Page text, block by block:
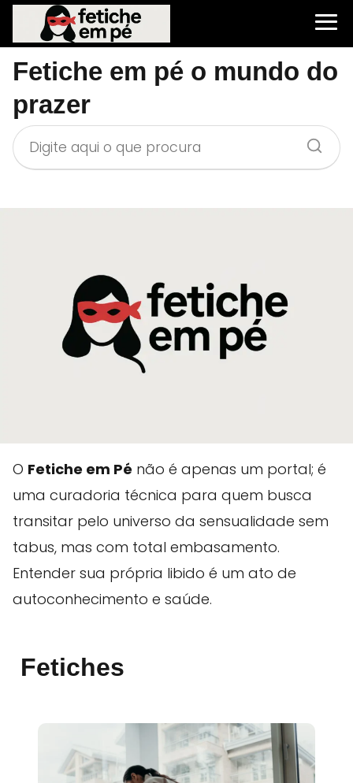
Fetiche em pé o mundo do
prazer
O Fetiche em Pé não é apenas um portal; é
uma curadoria técnica para quem busca
transitar pelo universo da sensualidade sem
tabus, mas com total embasamento.
Entender sua própria libido é um ato de
autoconhecimento e saúde.
Fetiches